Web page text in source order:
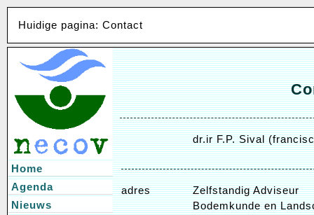
Huidige pagina: Contact
dr.ir F.P. Sival
adres
Zelfstandig Adviseur
Bodemkunde en
Home
Agenda
Nieuws